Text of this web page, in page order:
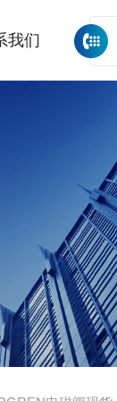
我们